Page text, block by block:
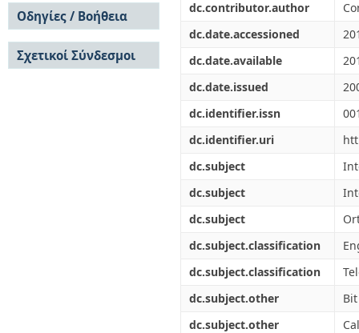
dc.contributor.author
dc.date.accessioned
dc.date.available
dc.date.issued
dc.identifier.issn
dc.identifier.uri
dc.subject
dc.subject
dc.subject
dc.subject.classification
dc.subject.classification
dc.subject.other
dc.subject.other
Ανά Ημερομηνία
Έκδοσης
Συγγραφείς
Τίτλοι
Θέματα
Εγγραφή
Οδηγίες / Βοήθεια
Οδηγίες Υποβολής
Οδηγίες Χρήσης ΙΑ
Συχνές Ερωτήσεις
Σχετικοί Σύνδεσμοι